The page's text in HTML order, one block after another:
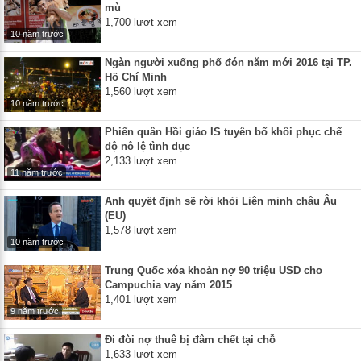
10 năm trước
mù
1,700 lượt xem
10 năm trước
Ngàn người xuống phố đón năm mới 2016 tại TP.
Hồ Chí Minh
1,560 lượt xem
11 năm trước
Phiến quân Hồi giáo IS tuyên bố khôi phục chế
độ nô lệ tình dục
2,133 lượt xem
10 năm trước
Anh quyết định sẽ rời khỏi Liên minh châu Âu
(EU)
1,578 lượt xem
9 năm trước
Trung Quốc xóa khoản nợ 90 triệu USD cho
Campuchia vay năm 2015
1,401 lượt xem
Đi đòi nợ thuê bị đâm chết tại chỗ
1,633 lượt xem